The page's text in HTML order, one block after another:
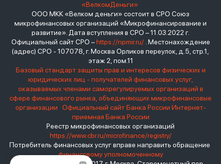
«ВелкомДеньги»
ООО МКК «Велком деньги» состоит в СРО Союз
микрофинансовых организаций «Микрофинансирование и
развитие». Дата вступления в СРО – 11.03.2022 г.
Официальный сайт СРО –https://npmir.ru/. Местонахождение
(адрес) СРО - 107078, г. Москва Орликов переулок, д.5, стр.1,
этаж 2, пом.11
Базовый стандарт защиты прав и интересов физических и
юридических лиц - получателей финансовых услуг,
оказываемых членами саморегулируемых организаций в
сфере финансового рынка, объединяющих микрофинансовые
организации
Официальный сайт Банка России Интернет-
приемная Банка России
Реестр микрофинансовых организаций
https://www.cbr.ru/microfinance/registry/
Потребитель финансовых услуг вправе направить обращение
финансовому уполномоченному